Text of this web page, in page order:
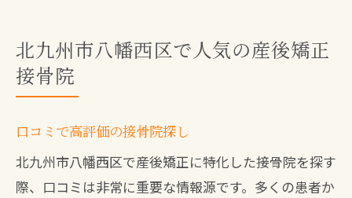
実際の施術体験談を紹介
産後ケアが充実した北九州の接骨院
専門家によるカスタムケアとは
接骨院での産後ケアの流れ紹介
安心して通える接骨院の特徴
北九州市八幡西区で人気の産後矯正
接骨院
口コミで高評価の接骨院探し
北九州市八幡西区で産後矯正に特化した接骨院を探す
際、口コミは非常に重要な情報源です。多くの患者か